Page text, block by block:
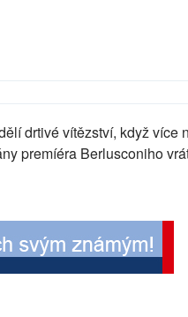
drtivé vítězství, když více
premíéra Berlusconiho